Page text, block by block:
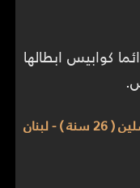
كوابيس ابطالها
) - لبنان